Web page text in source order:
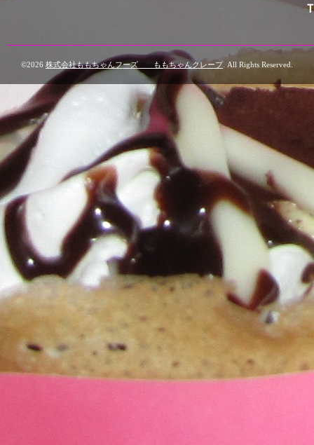
©2026 株式会社ももちゃんフーズ ももちゃんクレープ. All Rights Reserved.